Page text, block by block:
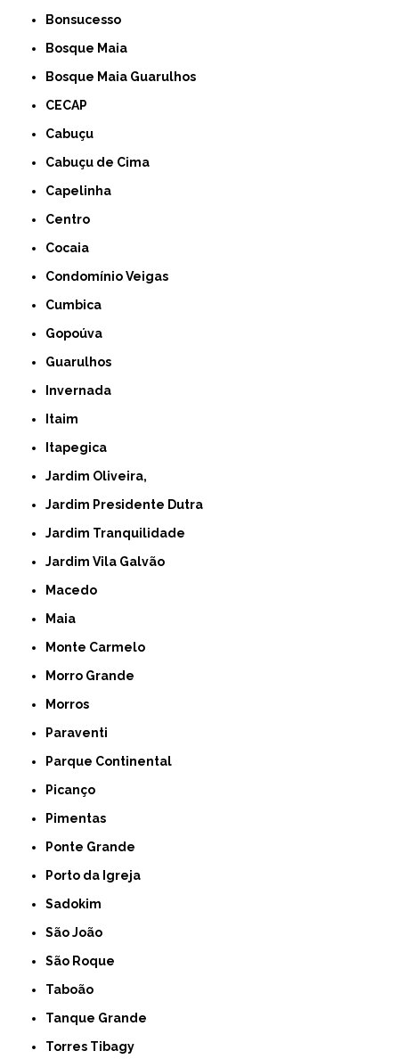
Bonsucesso
Bosque Maia
Bosque Maia Guarulhos
CECAP
Cabuçu
Cabuçu de Cima
Capelinha
Centro
Cocaia
Condomínio Veigas
Cumbica
Gopoúva
Guarulhos
Invernada
Itaim
Itapegica
Jardim Oliveira,
Jardim Presidente Dutra
Jardim Tranquilidade
Jardim Vila Galvão
Macedo
Maia
Monte Carmelo
Morro Grande
Morros
Paraventi
Parque Continental
Picanço
Pimentas
Ponte Grande
Porto da Igreja
Sadokim
São João
São Roque
Taboão
Tanque Grande
Torres Tibagy